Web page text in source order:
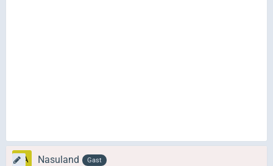
Nasuland Gast